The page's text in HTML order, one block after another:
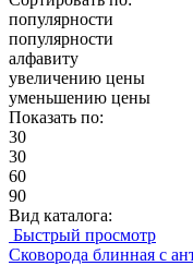
популярности
популярности
алфавиту
увеличению цены
уменьшению цены
Показать по:
30
30
60
90
Вид каталога:
Быстрый просмотр
Сковорода блинная с